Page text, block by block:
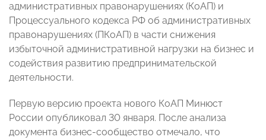
административных правонарушениях (КоАП) и
Процессуального кодекса РФ об административных
правонарушениях (ПКоАП) в части снижения
избыточной административной нагрузки на бизнес и
содействия развитию предпринимательской
деятельности.
Первую версию проекта нового КоАП Минюст
России опубликовал 30 января. После анализа
документа бизнес-сообщество отмечало, что